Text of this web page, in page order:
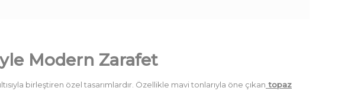
Modern Zarafet
birleştiren özel tasarımlardır. Özellikle mavi tonlarıyla öne çıkan topaz